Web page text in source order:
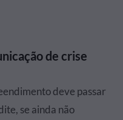
de crise
deve passar
se ainda não